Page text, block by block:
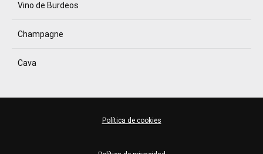
Vino de Burdeos
Champagne
Cava
Política de cookies